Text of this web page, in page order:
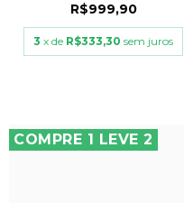
R$999,90
3 x de R$333,30 sem juros
COMPRE 1 LEVE 2